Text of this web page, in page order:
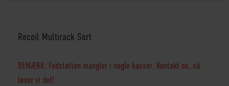
Recoil Multirack Sort
BEMÆRK: Fodstøtten mangler i nogle kasser. Kontakt os, så
løser vi det!